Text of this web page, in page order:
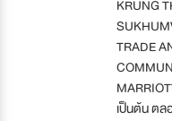
KRUNG
TRADE
เป็นต้น ตล